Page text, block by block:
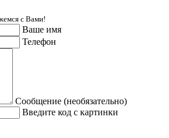
с Вами!
Ваше имя
Телефон
Сообщение (необязательно)
Введите код с картинки